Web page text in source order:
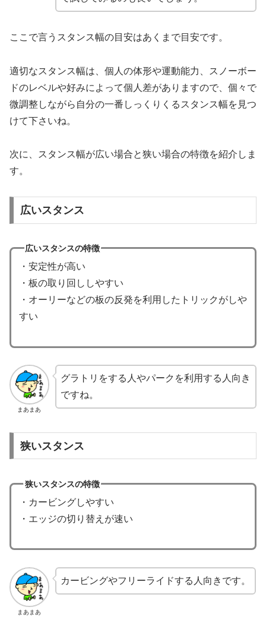
ここで言うスタンス幅の目安はあくまで目安です。
適切なスタンス幅は、個人の体形や運動能力、スノーボー
ドのレベルや好みによって個人差がありますので、個々で
微調整しながら自分の一番しっくりくるスタンス幅を見つ
けて下さいね。
次に、スタンス幅が広い場合と狭い場合の特徴を紹介しま
す。
広いスタンス
広いスタンスの特徴
・安定性が高い
・板の取り回ししやすい
・オーリーなどの板の反発を利用したトリックがしや
すい
まあまあ
グラトリをする人やパークを利用する人向き
ですね。
狭いスタンス
狭いスタンスの特徴
・カービングしやすい
・エッジの切り替えが速い
まあまあ
カービングやフリーライドする人向きです。